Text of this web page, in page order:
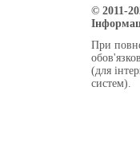
© 2011-
При
(для
систем).